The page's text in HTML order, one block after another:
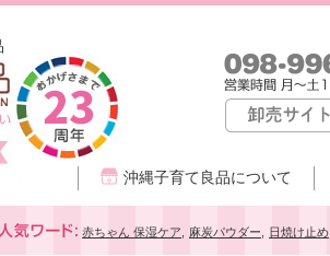
沖縄子育て良品について
赤ちゃん 保湿ケア 麻炭パウダー 日焼け止め